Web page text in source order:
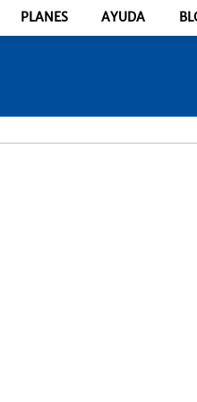
PLANES AYUDA